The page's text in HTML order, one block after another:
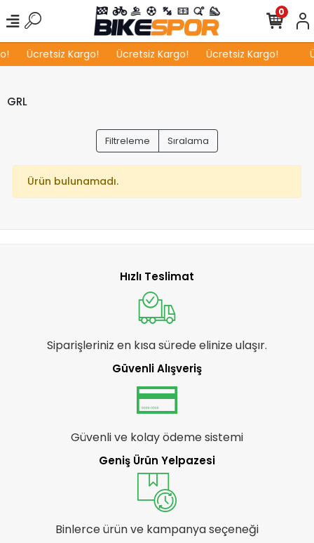
Ücretsiz Kargo! Ücretsiz Kargo! Ücretsiz Kargo!
0
GRL
Filtreleme Sıralama
Ürün bulunamadı.
Hızlı Teslimat
Siparişleriniz en kısa sürede elinize ulaşır.
Güvenli Alışveriş
Güvenli ve kolay ödeme sistemi
Geniş Ürün Yelpazesi
Binlerce ürün ve kampanya seçeneği